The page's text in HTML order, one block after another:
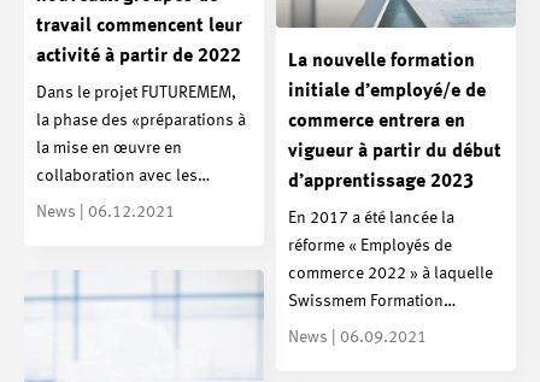
travail commencent leur
activité à partir de 2022
Dans le projet FUTUREMEM,
la phase des «préparations à
la mise en œuvre en
collaboration avec les…
News | 06.12.2021
La nouvelle formation
initiale d’employé/e de
commerce entrera en
vigueur à partir du début
d’apprentissage 2023
En 2017 a été lancée la
réforme « Employés de
commerce 2022 » à laquelle
Swissmem Formation…
News | 06.09.2021